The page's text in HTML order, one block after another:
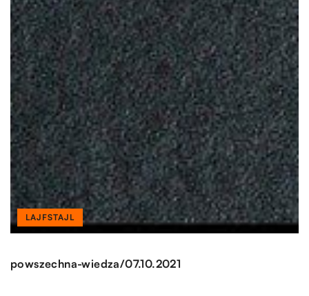
LAJFSTAJL
powszechna-wiedza/07.10.2021